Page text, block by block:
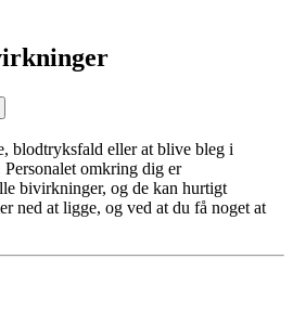
blodtryksfald eller at blive bleg i
omkring dig er
bivirkninger, og de kan hurtigt
ned at ligge, og ved at du få noget at